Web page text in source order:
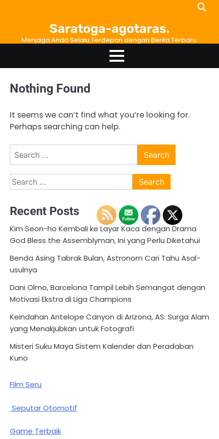
Saratoga-agotaras.
Menjaga Anda Selalu Terdepan dengan Berita Terbaru.
Nothing Found
It seems we can’t find what you’re looking for.
Perhaps searching can help.
Search
for:
Search
for:
Recent Posts
Kim Seon-ho Kembali ke Layar Kaca dengan Drama
God Bless the Assemblyman, Ini yang Perlu Diketahui
Benda Asing Tabrak Bulan, Astronom Cari Tahu Asal-
usulnya
Dani Olmo, Barcelona Tampil Lebih Semangat dengan
Motivasi Ekstra di Liga Champions
Keindahan Antelope Canyon di Arizona, AS: Surga Alam
yang Menakjubkan untuk Fotografi
Misteri Suku Maya Sistem Kalender dan Peradaban
Kuno
Film Seru
Seputar Otomotif
Game Terbaik